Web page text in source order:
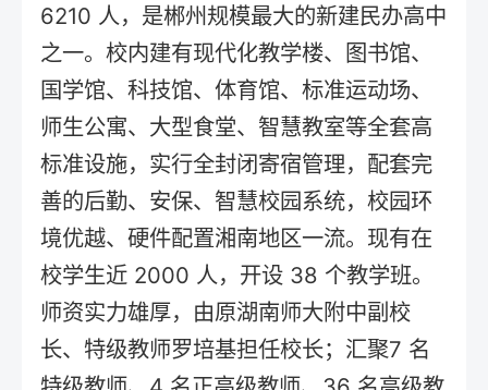
6210 人，是郴州规模最大的新建民办高中
之一。校内建有现代化教学楼、图书馆、
国学馆、科技馆、体育馆、标准运动场、
师生公寓、大型食堂、智慧教室等全套高
标准设施，实行全封闭寄宿管理，配套完
善的后勤、安保、智慧校园系统，校园环
境优越、硬件配置湘南地区一流。现有在
校学生近 2000 人，开设 38 个教学班。
师资实力雄厚，由原湖南师大附中副校
长、特级教师罗培基担任校长；汇聚7 名